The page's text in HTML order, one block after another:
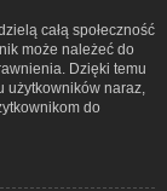
całą społeczność
może należeć do
Dzięki temu
użytkowników naraz,
do